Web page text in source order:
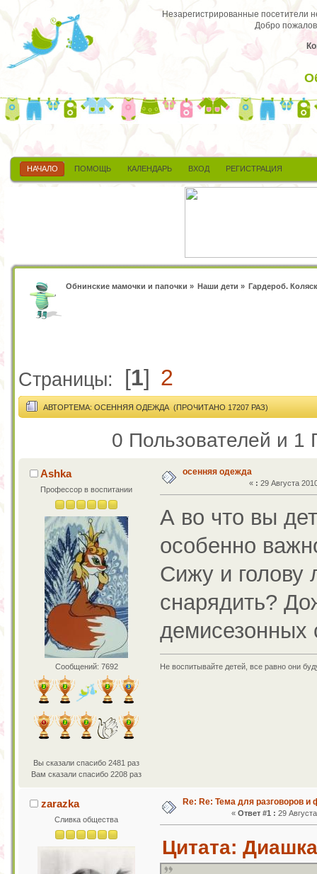
Незарегистрированные посетители
Добро
НАЧАЛО ПОМОЩЬ КАЛЕНДАРЬ ВХОД РЕГИСТРАЦИЯ
Обнинские мамочки и папочки » Наши дети » Гардероб.
Страницы: [1] 2
АВТОРТЕМА: ОСЕННЯЯ ОДЕЖДА (ПРОЧИТАНО 17207 РАЗ)
0 Пользователей и 1
Ashka
Профессор в воспитании
Сообщений: 7692
Вы сказали спасибо 2481 раз
Вам сказали спасибо 2208 раз
осенняя одежда
« : 29 Августа
А во что вы
особенно
Сижу и голову
снарядить?
демисезонных
Не воспитывайте детей, все равно они
zarazka
Сливка общества
Re: Re: Тема для разговоров и
« Ответ #1 : 29
Цитата: